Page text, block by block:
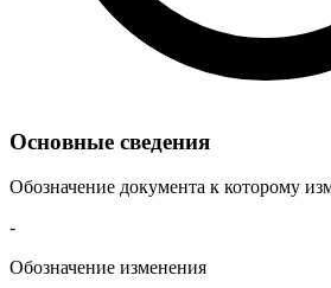
Основные сведения
Обозначение документа к которому
-
Обозначение изменения